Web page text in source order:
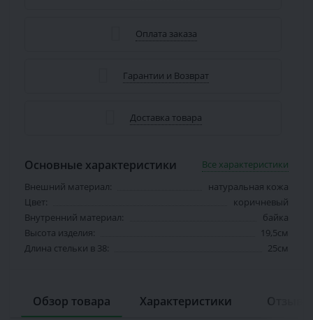
Оплата заказа
Гарантии и Возврат
Доставка товара
Основные характеристики
Все характеристики
Внешний материал:
натуральная кожа
Цвет:
коричневый
Внутренний материал:
байка
Высота изделия:
19,5см
Длина стельки в 38:
25см
Обзор товара Характеристики